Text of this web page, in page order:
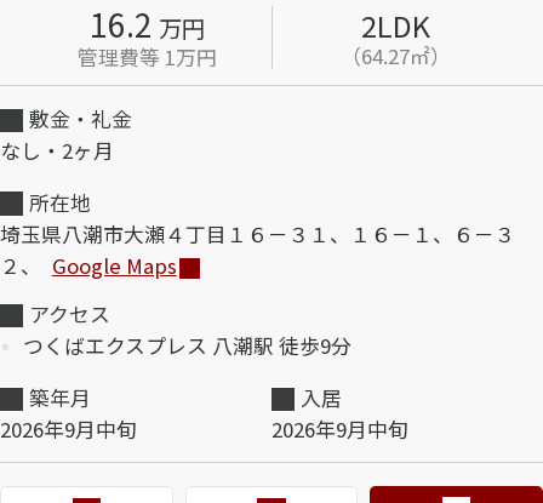
ルームツアー
シャーメゾンショップを探す
シャーメゾンライフサポート
自立型サービス付き・シニア向け
お問い合わせ・よくある質問
シャーメゾンライフ CLUB
16.2 万円
管理費等 1万円
2LDK
（64.27㎡）
敷金・礼金
なし・2ヶ月
所在地
埼玉県八潮市大瀬４丁目１６－３１、１６－１、６－３
２、
Google Maps
アクセス
つくばエクスプレス 八潮駅 徒歩9分
築年月
2026年9月中旬
入居
2026年9月中旬